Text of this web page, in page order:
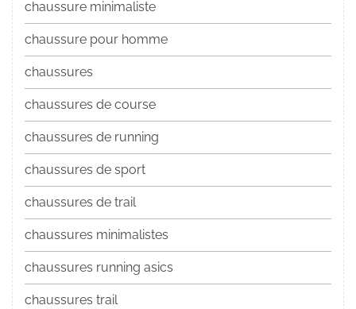
chaussure minimaliste
chaussure pour homme
chaussures
chaussures de course
chaussures de running
chaussures de sport
chaussures de trail
chaussures minimalistes
chaussures running asics
chaussures trail